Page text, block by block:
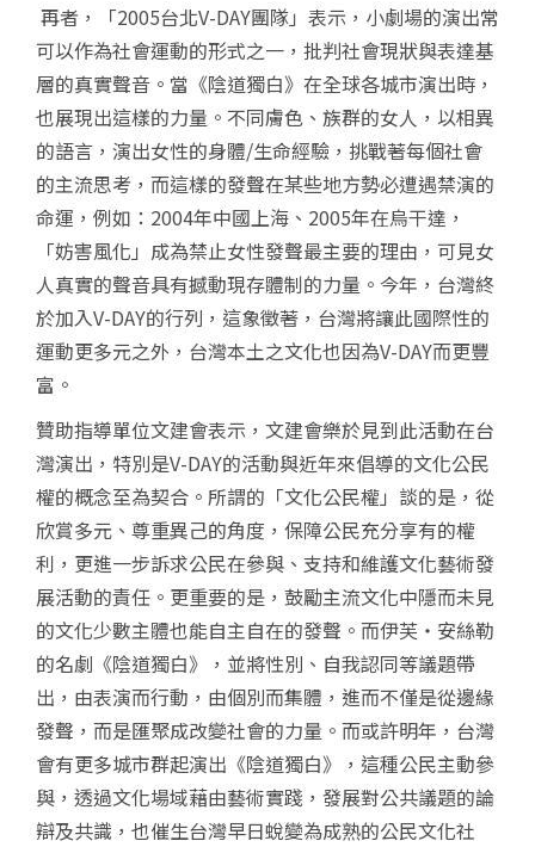
再者，「2005台北V-DAY團隊」表示，小劇場的演出常
可以作為社會運動的形式之一，批判社會現狀與表達基
層的真實聲音。當《陰道獨白》在全球各城市演出時，
也展現出這樣的力量。不同膚色、族群的女人，以相異
的語言，演出女性的身體/生命經驗，挑戰著每個社會
的主流思考，而這樣的發聲在某些地方勢必遭遇禁演的
命運，例如： 2004年中國上海、 2005年在烏干達，
「妨害風化」成為禁止女性發聲最主要的理由，可見女
人真實的聲音具有撼動現存體制的力量。今年，台灣終
於加入V-DAY的行列，這象徵著，台灣將讓此國際性的
運動更多元之外，台灣本土之文化也因為V-DAY而更豐
富。
贊助指導單位文建會表示，文建會樂於見到此活動在台
灣演出，特別是V-DAY的活動與近年來倡導的文化公民
權的概念至為契合。所謂的「文化公民權」談的是，從
欣賞多元、尊重異己的角度，保障公民充分享有的權
利，更進一步訴求公民在參與、支持和維護文化藝術發
展活動的責任。更重要的是，鼓勵主流文化中隱而未見
的文化少數主體也能自主自在的發聲。而伊芙‧安絲勒
的名劇《陰道獨白》，並將性別、自我認同等議題帶
出，由表演而行動，由個別而集體，進而不僅是從邊緣
發聲，而是匯聚成改變社會的力量。而或許明年，台灣
會有更多城市群起演出《陰道獨白》，這種公民主動參
與，透過文化場域藉由藝術實踐，發展對公共議題的論
辯及共識，也催生台灣早日蛻變為成熟的公民文化社